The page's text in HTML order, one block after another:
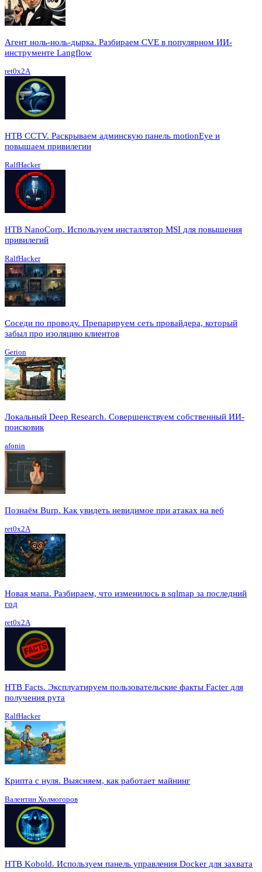
Агент ноль-ноль-дырка. Разбираем CVE в популярном ИИ-
инструменте Langflow
ret0x2A
HTB CCTV. Раскрываем админскую панель motionEye и
повышаем привилегии
RalfHacker
HTB NanoCorp. Используем инсталлятор MSI для повышения
привилегий
RalfHacker
Соседи по проводу. Препарируем сеть провайдера, который
забыл про изоляцию клиентов
Gerion
Локальный Deep Research. Совершенствуем собственный ИИ-
поисковик
afonin
Познаём Burp. Как увидеть невидимое при атаках на веб
ret0x2A
Новая мапа. Разбираем, что изменилось в sqlmap за последний
год
ret0x2A
HTB Facts. Эксплуатируем пользовательские факты Facter для
получения рута
RalfHacker
Крипта с нуля. Выясняем, как работает майнинг
Валентин Холмогоров
HTB Kobold. Используем панель управления Docker для захвата